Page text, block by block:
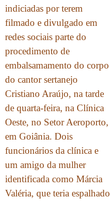
indiciadas por terem
filmado e divulgado em
redes sociais parte do
procedimento de
embalsamamento do corpo
do cantor sertanejo
Cristiano Araújo, na tarde
de quarta-feira, na Clínica
Oeste, no Setor Aeroporto,
em Goiânia. Dois
funcionários da clínica e
um amigo da mulher
identificada como Márcia
Valéria, que teria espalhado